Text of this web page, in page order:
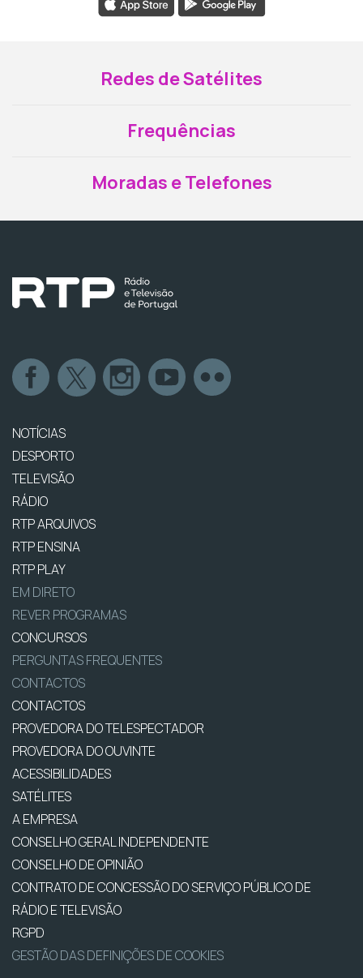
Redes de Satélites
Frequências
Moradas e Telefones
NOTÍCIAS
DESPORTO
TELEVISÃO
RÁDIO
RTP ARQUIVOS
RTP ENSINA
RTP PLAY
EM DIRETO
REVER PROGRAMAS
CONCURSOS
PERGUNTAS FREQUENTES
CONTACTOS
CONTACTOS
PROVEDORA DO TELESPECTADOR
PROVEDORA DO OUVINTE
ACESSIBILIDADES
SATÉLITES
A EMPRESA
CONSELHO GERAL INDEPENDENTE
CONSELHO DE OPINIÃO
CONTRATO DE CONCESSÃO DO SERVIÇO PÚBLICO DE
RÁDIO E TELEVISÃO
RGPD
GESTÃO DAS DEFINIÇÕES DE COOKIES